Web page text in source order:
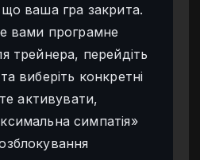
ваша гра закрита.
вами програмне
трейнера, перейдіть
виберіть конкретні
активувати,
симпатія»